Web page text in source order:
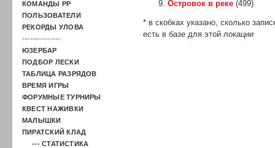
Островок в реке (499)
* в скобках указано, сколько
есть в базе для этой локации
КОМАНДЫ РР
ПОЛЬЗОВАТЕЛИ
РЕКОРДЫ УЛОВА
---------------
ЮЗЕРБАР
ПОДБОР ЛЕСКИ
ТАБЛИЦА РАЗРЯДОВ
ВРЕМЯ ИГРЫ
ФОРУМНЫЕ ТУРНИРЫ
КВЕСТ НАЖИВКИ
МАЛЫШКИ
ПИРАТСКИЙ КЛАД
--- СТАТИСТИКА